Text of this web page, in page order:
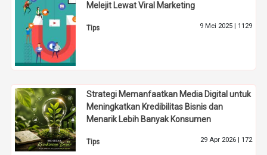
Melejit Lewat Viral Marketing
Tips 9 Mei 2025 | 1129
Strategi Memanfaatkan Media Digital untuk
Meningkatkan Kredibilitas Bisnis dan
Menarik Lebih Banyak Konsumen
Tips 29 Apr 2026 | 172